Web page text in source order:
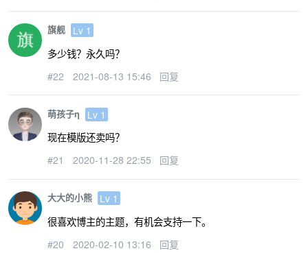
旗舰 Lv 1
多少钱？永久吗？
#22 2021-08-13 15:46 回复
萌孩子η Lv 1
现在模版还卖吗？
#21 2020-11-28 22:55 回复
大大的小熊 Lv 1
很喜欢博主的主题，有机会支持一下。
#20 2020-02-10 13:16 回复